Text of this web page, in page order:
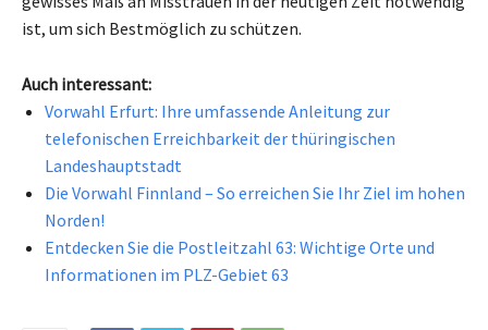
ist, um sich Bestmöglich zu schützen.
Auch interessant:
Vorwahl Erfurt: Ihre umfassende Anleitung zur
telefonischen Erreichbarkeit der thüringischen
Landeshauptstadt
Die Vorwahl Finnland – So erreichen Sie Ihr Ziel im hohen
Norden!
Entdecken Sie die Postleitzahl 63: Wichtige Orte und
Informationen im PLZ-Gebiet 63